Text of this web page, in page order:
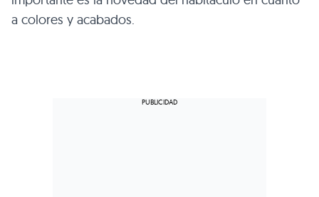
a colores y acabados.